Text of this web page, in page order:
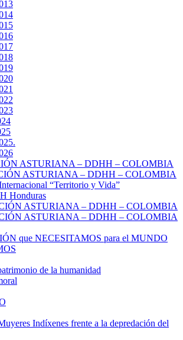
ASTURIANA – DDHH – COLOMBIA
ASTURIANA – DDHH – COLOMBIA
“Territorio y Vida”
Honduras
ASTURIANA – DDHH – COLOMBIA
ASTURIANA – DDHH – COLOMBIA
que NECESITAMOS para el MUNDO
de la humanidad
Indíxenes frente a la depredación del